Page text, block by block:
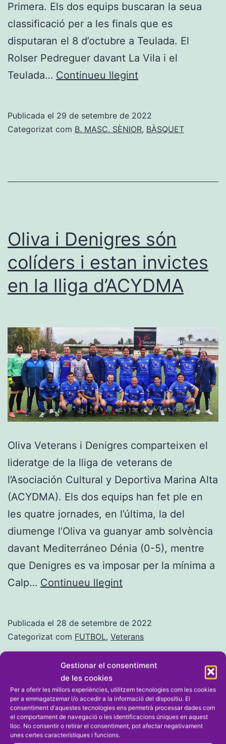
Gestionar el consentiment
de les cookies
Per a oferir les millors experiències, utilitzem tecnologies com les cookies
per a emmagatzemar i/o accedir a la informació del dispositiu. El
consentiment d'aquestes tecnologies ens permetrà processar dades com
el comportament de navegació o les identificacions úniques en aquest
lloc. No consentir o retirar el consentiment, pot afectar negativament
unes certes característiques i funcions.
Primera. Els dos equips buscaran la seua
classificació per a les finals que es
disputaran el 8 d’octubre a Teulada. El
Rolser Pedreguer davant La Vila i el
Teulada… Continueu llegintRolser
Teulada
semifinals
de
la
Lliga
Valenciana
Publicada el 29 de setembre de 2022
Categorizat com B. MASC. SÈNIOR, BÀSQUET
Oliva i Denigres són
colíders i estan invictes
en la lliga d’ACYDMA
Oliva Veterans i Denigres comparteixen el
lideratge de la lliga de veterans de
l’Asociación Cultural y Deportiva Marina Alta
(ACYDMA). Els dos equips han fet ple en
les quatre jornades, en l’última, la del
diumenge l’Oliva va guanyar amb solvència
davant Mediterráneo Dénia (0-5), mentre
que Denigres es va imposar per la mínima a
Calp… Continueu llegintOliva
són
colíders
i
estan
invictes
en
Publicada el 28 de setembre de 2022
Categorizat com FUTBOL, Veterans